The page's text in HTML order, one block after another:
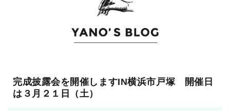
完成披露会を開催しますIN横浜市戸塚 開催日
は３月２１日（土）